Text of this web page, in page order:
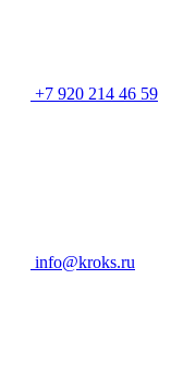
+7 920 214 46 59
info@kroks.ru